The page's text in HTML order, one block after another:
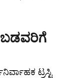
ಬಡವರಿಗೆ
ಟ್ರಸ್ಟಿ